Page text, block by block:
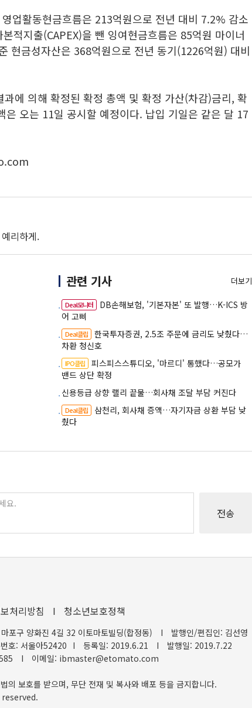
업활동현금흐름은 213억원으로 전년 대비 7.2% 감소
적지출(CAPEX)을 뺀 잉여현금흐름은 85억원 마이너
현금성자산은 368억원으로 전년 동기(1226억원) 대비
에 의해 확정된 확정 총액 및 확정 가산(차감)금리, 확
은 오는 11일 공시할 예정이다. 납입 기일은 같은 달 17
리하게.
관련 기사 더보기
Deal모니터
DB손해보험, '기본자본' 또 발행…K-ICS 방
어 고삐
Deal클립
한국투자증권, 2.5조 주문에 금리도 낮췄다…
차환 청신호
IPO클립
피스피스스튜디오, '마르디' 통했다…공모가
밴드 상단 확정
신용등급 상향 랠리 끝물…회사채 조달 부담 커진다
Deal클립
삼천리, 회사채 증액…자기자금 상환 부담 낮
췄다
처리방침 I 청소년보호정책
포구 양화진 4길 32 이토마토빌딩(합정동) I
발행인/편집인: 김선영
호: 서울아52420 I 등록일: 2019.6.21 I
발행일: 2019.7.22
I 이메일: ibmaster@etomato.com
의 보호를 받으며, 무단 전재 및 복사와 배포 등을 금지합니다.